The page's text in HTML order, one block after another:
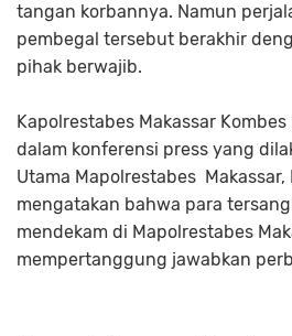
tangan korbannya. Namun
pembegal tersebut berakhir
pihak berwajib.
Kapolrestabes Makassar
dalam konferensi press yang
Utama Mapolrestabes Makassar,
mengatakan bahwa para
mendekam di Mapolrestabes
mempertanggung jawabkan